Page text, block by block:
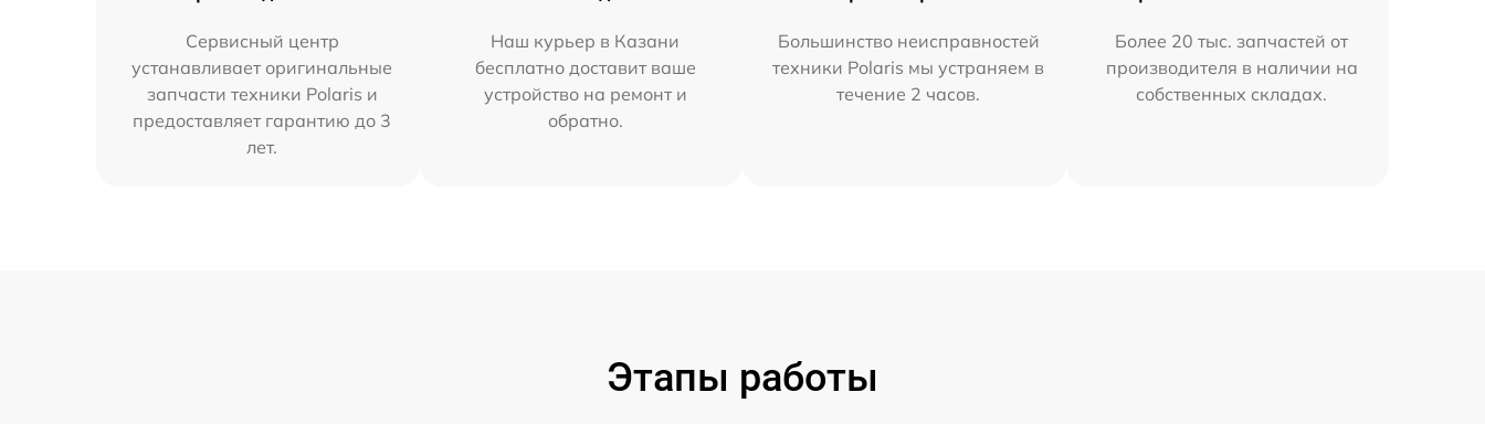
Сервисный центр
устанавливает оригинальные
запчасти техники Polaris и
предоставляет гарантию до 3
лет.
Наш курьер в Казани
бесплатно доставит ваше
устройство на ремонт и
обратно.
Большинство неисправностей
техники Polaris мы устраняем в
течение 2 часов.
Более 20 тыс. запчастей от
производителя в наличии на
собственных складах.
Этапы работы